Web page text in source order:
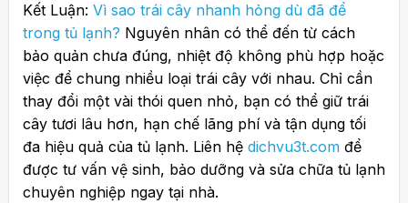
Kết Luận: Vì sao trái cây nhanh hỏng dù đã để
trong tủ lạnh? Nguyên nhân có thể đến từ cách
bảo quản chưa đúng, nhiệt độ không phù hợp hoặc
việc để chung nhiều loại trái cây với nhau. Chỉ cần
thay đổi một vài thói quen nhỏ, bạn có thể giữ trái
cây tươi lâu hơn, hạn chế lãng phí và tận dụng tối
đa hiệu quả của tủ lạnh. Liên hệ dichvu3t.comđể
được tư vấn vệ sinh, bảo dưỡng và sửa chữa tủ lạnh
chuyên nghiệp ngay tại nhà.